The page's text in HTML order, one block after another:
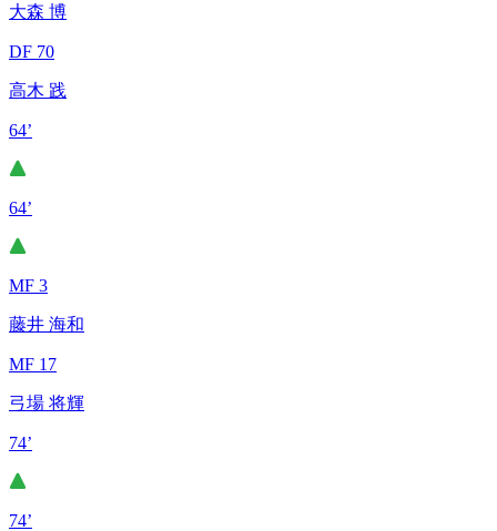
大森 博
DF 70
高木 践
64’
64’
MF 3
藤井 海和
MF 17
弓場 将輝
74’
74’